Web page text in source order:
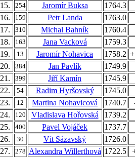
15.
254 Jaromír Buksa
1764.3
16.
159 Petr Landa
1763.0
17.
310 Michal Bahník
1760.4
18.
163 Jana Vacková
1759.3
19.
13 Jaromír Nohavica 1758.2
20.
384 Jan Pavlík
1749.9
21.
399 Jiří Kamín
1745.9
22.
54 Radim Hyršovský
1745.0
23.
12 Martina Nohavicová 1740.7
24.
120 Vladislava Hořovská
1739.2
25.
400 Pavel Vojáček
1737.7
26.
30 Vít Sázavský
1726.0
27.
278 Alexandra Willerthová 1722.5